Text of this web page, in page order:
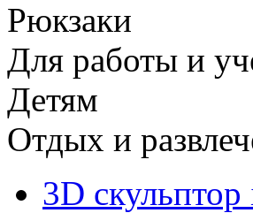
Рюкзаки
Для работы и
Детям
Отдых и
3D